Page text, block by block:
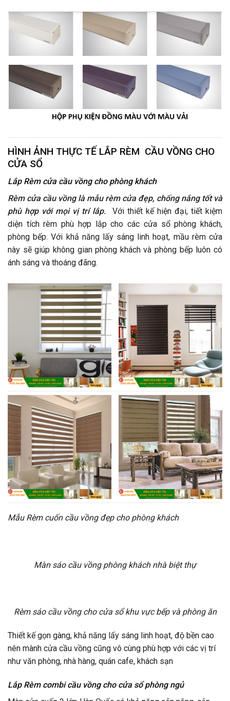
HÌNH ẢNH THỰC TẾ LẮP RÈM CẦU VỒNG CHO
CỬA SỔ
Lắp Rèm cửa cầu vồng cho phòng khách
Rèm cửa cầu vồng là mẫu rèm cửa đẹp, chống nắng tốt và
phù hợp với mọi vị trí lắp. Với thiết kế hiện đại, tiết kiệm
diện tích rèm phù hợp lắp cho các cửa sổ phòng khách,
phòng bếp. Với khả năng lấy sáng linh hoạt, mầu rèm cửa
này sẽ giúp không gian phòng khách và phòng bếp luôn có
ánh sáng và thoáng đãng.
Mẫu Rèm cuốn cầu vồng đẹp cho phòng khách
Màn sáo cầu vồng phòng khách nhà biệt thự
Rèm sáo cầu vồng cho cửa sổ khu vực bếp và phòng ăn
Thiết kế gọn gàng, khả năng lấy sáng linh hoạt, độ bền cao
nên mành cửa cầu vồng cũng vô cùng phù hợp với các vị trí
như văn phòng, nhà hàng, quán cafe, khách sạn
Lắp Rèm combi cầu vồng cho cửa sổ phòng ngủ